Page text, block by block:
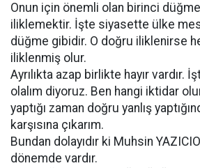
Onun için önemli olan birinci
iliklemektir. İşte siyasette ülke
düğme gibidir. O doğru iliklenirse
iliklenmiş olur.
Ayrılıkta azap birlikte hayır vardır.
olalım diyoruz. Ben hangi iktidar
yaptığı zaman doğru yanlış
karşısına çıkarım.
Bundan dolayıdır ki Muhsin
dönemde vardır.